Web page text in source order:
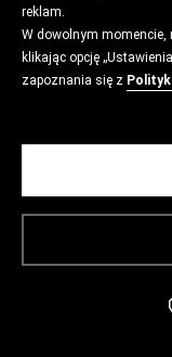
reklam.
W dowolnym
klikając opcję
zapoznania się z